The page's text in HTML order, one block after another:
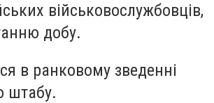
військовослужбовців,
добу.
в ранковому зведенні
штабу.